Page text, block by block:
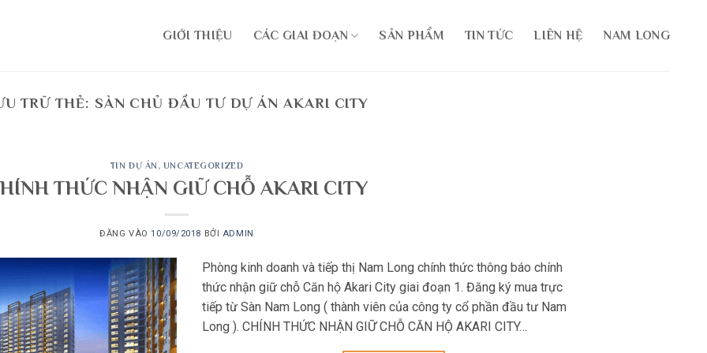
GIỚI THIỆU CÁC GIAI ĐOẠN SẢN PHẨM TIN TỨC LIÊN HỆ NAM LONG
TRỮ THẺ: SÀN CHỦ ĐẦU TƯ DỰ ÁN AKARI CITY
TIN DỰ ÁN , UNCATEGORIZED
THỨC NHẬN GIỮ CHỖ AKARI CITY
ĐĂNG VÀO10/09/2018 BỞI ADMIN
Phòng kinh doanh và tiếp thị Nam Long chính thức thông báo chính
thức nhận giữ chỗ Căn hộ Akari City giai đoạn 1. Đăng ký mua trực
tiếp từ Sàn Nam Long ( thành viên của công ty cổ phần đầu tư Nam
Long ). CHÍNH THỨC NHẬN GIỮ CHỖ CĂN HỘ AKARI CITY…